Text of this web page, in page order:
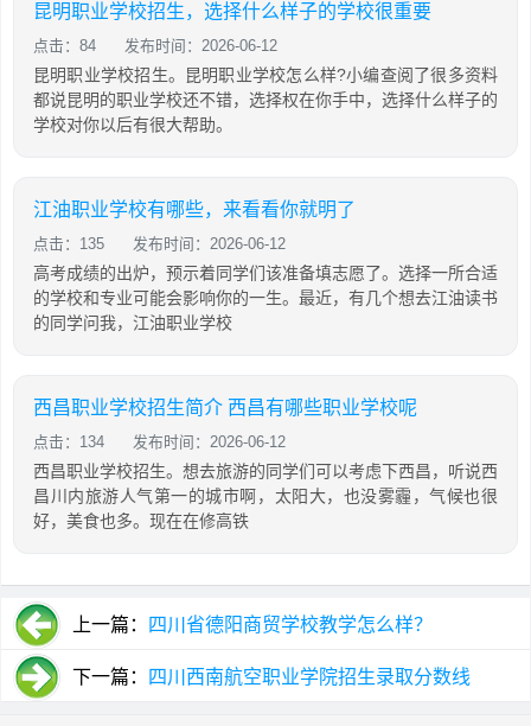
昆明职业学校招生，选择什么样子的学校很重要
点击：84 发布时间：2026-06-12
昆明职业学校招生。昆明职业学校怎么样?小编查阅了很多资料
都说昆明的职业学校还不错，选择权在你手中，选择什么样子的
学校对你以后有很大帮助。
江油职业学校有哪些，来看看你就明了
点击：135 发布时间：2026-06-12
高考成绩的出炉，预示着同学们该准备填志愿了。选择一所合适
的学校和专业可能会影响你的一生。最近，有几个想去江油读书
的同学问我，江油职业学校
西昌职业学校招生简介 西昌有哪些职业学校呢
点击：134 发布时间：2026-06-12
西昌职业学校招生。想去旅游的同学们可以考虑下西昌，听说西
昌川内旅游人气第一的城市啊，太阳大，也没雾霾，气候也很
好，美食也多。现在在修高铁
上一篇： 四川省德阳商贸学校教学怎么样？
下一篇： 四川西南航空职业学院招生录取分数线